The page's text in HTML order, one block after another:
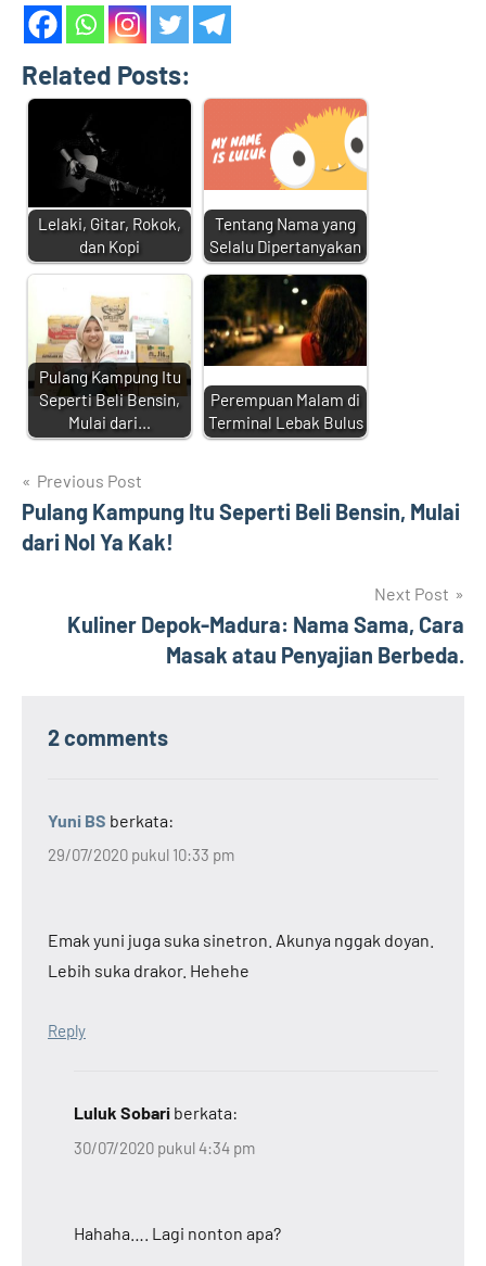
Related Posts:
Lelaki, Gitar, Rokok,
dan Kopi
Tentang Nama yang
Selalu Dipertanyakan
Pulang Kampung Itu
Seperti Beli Bensin,
Mulai dari…
Perempuan Malam di
Terminal Lebak Bulus
Navigasi
pos
Previous Post
Pulang Kampung Itu Seperti Beli Bensin, Mulai
dari Nol Ya Kak!
Next Post
Kuliner Depok-Madura: Nama Sama, Cara
Masak atau Penyajian Berbeda.
2 comments
Yuni BS berkata:
29/07/2020 pukul 10:33 pm
Emak yuni juga suka sinetron. Akunya nggak doyan.
Lebih suka drakor. Hehehe
Reply
Luluk Sobari berkata:
30/07/2020 pukul 4:34 pm
Hahaha…. Lagi nonton apa?